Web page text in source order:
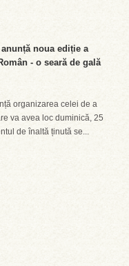
noua ediție a
- o seară de gală
organizarea celei de a
va avea loc duminică, 25
de înaltă ținută se...